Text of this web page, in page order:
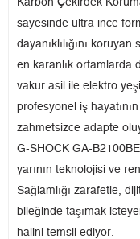
sayesinde ultra ince
dayanıklılığını
en karanlık ortamlarda
vakur asil ile elektro
profesyonel iş
zahmetsizce adapte
G-SHOCK GA-
yarının teknolojisi ve
Sağlamlığı zarafetle,
bileğinde taşımak
halini temsil ediyor.